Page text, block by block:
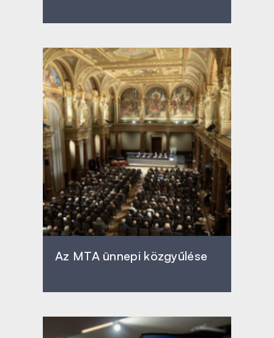
Az MTA ünnepi közgyűlése